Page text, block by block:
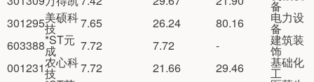
备
301295美硕科
技 7.65 26.24 80.16 电力设
备
603388*ST元
成 7.72 7.72 - 建筑装
饰
001231农心科
技 7.72 21.66 29.46 基础化
工